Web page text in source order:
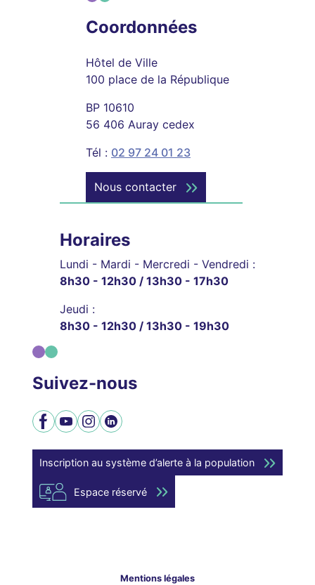
Coordonnées
Hôtel de Ville
100 place de la République
BP 10610
56 406 Auray cedex
Tél : 02 97 24 01 23
Nous contacter
Horaires
Lundi - Mardi - Mercredi - Vendredi :
8h30 - 12h30 / 13h30 - 17h30
Jeudi :
8h30 - 12h30 / 13h30 - 19h30
Suivez-nous
Facebook
YouTubeInstagram
LinkedIn
Inscription au système d’alerte à la population
Espace réservé
Mentions légales